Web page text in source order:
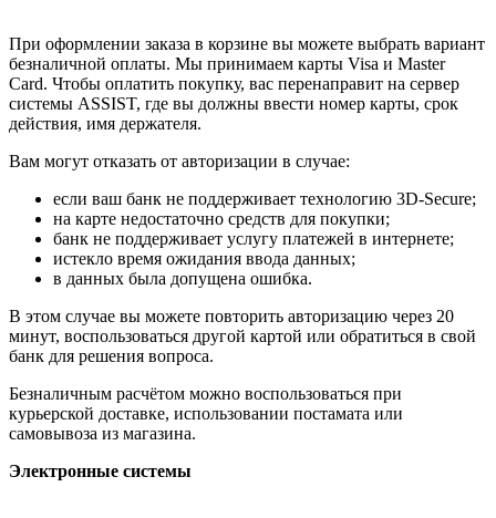
При оформлении заказа в корзине вы можете выбрать вариант
безналичной оплаты. Мы принимаем карты Visa и Master
Card. Чтобы оплатить покупку, вас перенаправит на сервер
системы ASSIST, где вы должны ввести номер карты, срок
действия, имя держателя.
Вам могут отказать от авторизации в случае:
если ваш банк не поддерживает технологию 3D-Secure;
на карте недостаточно средств для покупки;
банк не поддерживает услугу платежей в интернете;
истекло время ожидания ввода данных;
в данных была допущена ошибка.
В этом случае вы можете повторить авторизацию через 20
минут, воспользоваться другой картой или обратиться в свой
банк для решения вопроса.
Безналичным расчётом можно воспользоваться при
курьерской доставке, использовании постамата или
самовывоза из магазина.
Электронные системы